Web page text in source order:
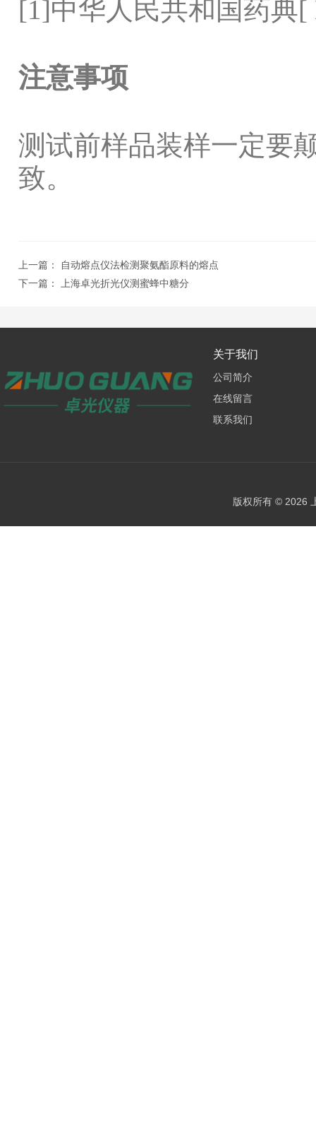
[1]中华人民共和国药典[
注意事项
测试前样品装样一定要
致。
上一篇：
自动熔点仪法检测聚氨酯原料的熔点
下一篇：
上海卓光折光仪测蜜蜂中糖分
关于我们
公司简介
在线留言
联系我们
版权所有 © 2026